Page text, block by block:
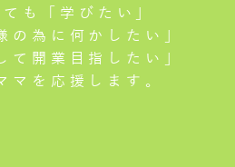
も「学びたい」
の為に何かしたい」
て開業目指したい」
マを応援します。